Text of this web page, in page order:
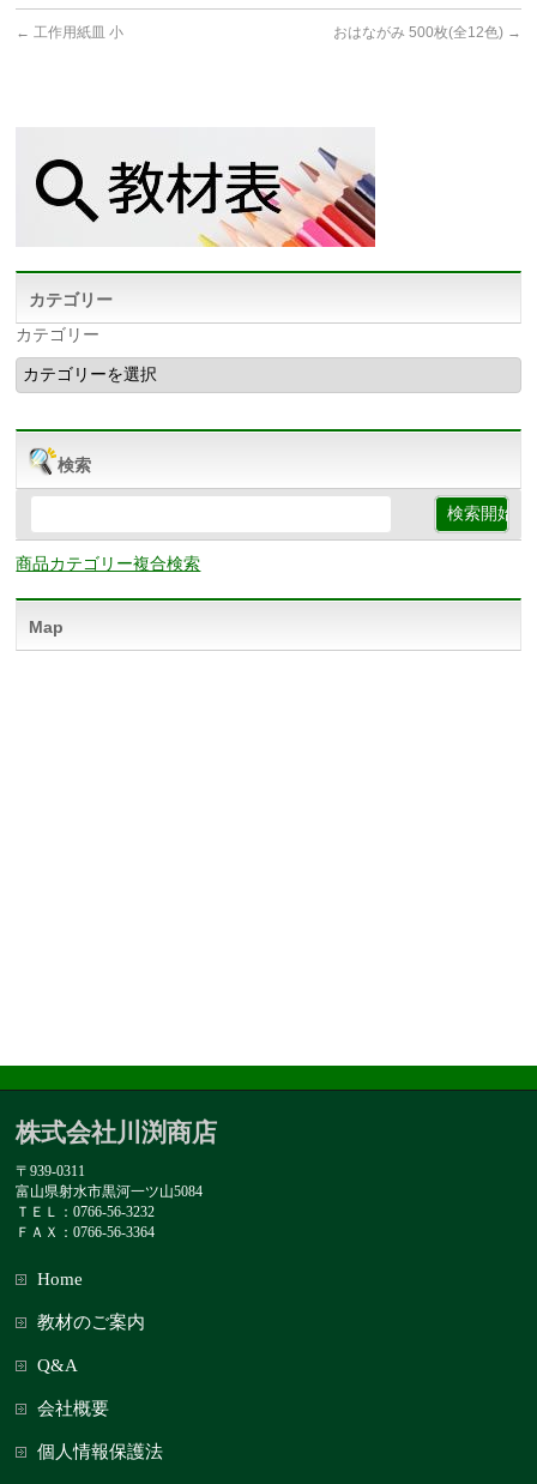
← 工作用紙皿 小 おはながみ 500枚(全12色) →
カテゴリー
カテゴリー
検索
商品カテゴリー複合検索
Map
株式会社川渕商店
〒939-0311
富山県射水市黒河一ツ山5084
ＴＥＬ：0766-56-3232
ＦＡＸ：0766-56-3364
Home
教材のご案内
Q&A
会社概要
個人情報保護法